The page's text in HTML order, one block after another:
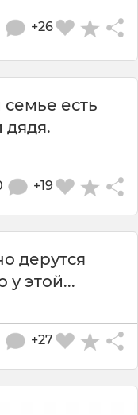
+26
есть
дядя.
+19
дерутся
у этой...
+27